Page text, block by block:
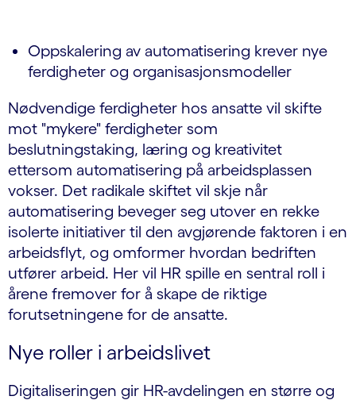
Oppskalering av automatisering krever nye
ferdigheter og organisasjonsmodeller
Nødvendige ferdigheter hos ansatte vil skifte
mot "mykere" ferdigheter som
beslutningstaking, læring og kreativitet
ettersom automatisering på arbeidsplassen
vokser. Det radikale skiftet vil skje når
automatisering beveger seg utover en rekke
isolerte initiativer til den avgjørende faktoren i en
arbeidsflyt, og omformer hvordan bedriften
utfører arbeid. Her vil HR spille en sentral roll i
årene fremover for å skape de riktige
forutsetningene for de ansatte.
Nye roller i arbeidslivet
Digitaliseringen gir HR-avdelingen en større og